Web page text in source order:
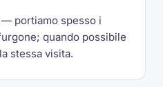
— portiamo spesso i
quando possibile
stessa visita.